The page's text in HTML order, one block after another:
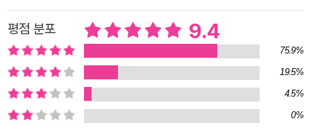
은 과중한 업무에 시달리고 있다. 이처럼 번아웃이 만연한 현상에
대해 사회 각계에서는 간간이 문제제기를 한다. 직장인의 스트레
스와 사회심리적 문제에 대한 분석에서부터 국가와 기업 차원에
서의 번아웃에 대한 정책 요구까지 이미 번아웃을 하나의 주요한
사회 문제로 주목하고 관심을 기울이고 있다. 하지만 정작 이를
해결하기 위한 적극적인 움직임은 미비하다. 단기적인 처방과 위
평점 분포 9.4
75.9%
19.5%
4.5%
0%